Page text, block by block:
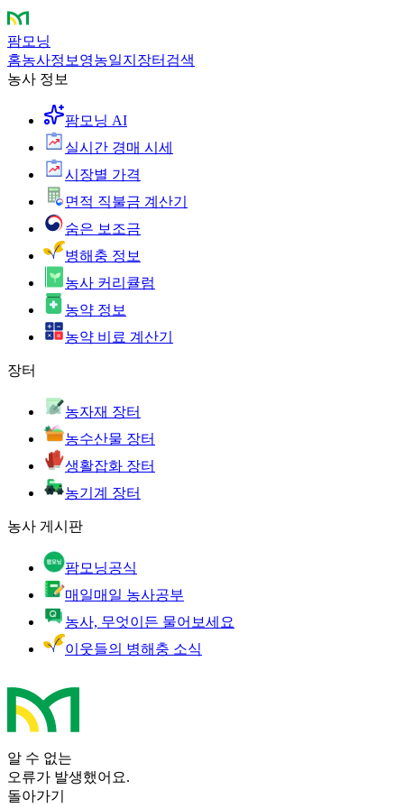
팜모닝
홈농사정보 영농일지 장터 검색
농사 정보
팜모닝 AI
실시간 경매 시세
시장별 가격
면적 직불금 계산기
숨은 보조금
병해충 정보
농사 커리큘럼
농약 정보
농약 비료 계산기
장터
농자재 장터
농수산물 장터
생활잡화 장터
농기계 장터
농사 게시판
팜모닝공식
매일매일 농사공부
농사, 무엇이든 물어보세요
이웃들의 병해충 소식
알 수 없는
오류가 발생했어요.
돌아가기